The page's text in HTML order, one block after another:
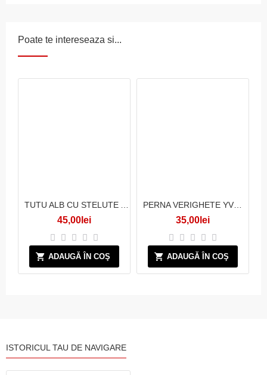
Poate te intereseaza si...
45,00lei
ADAUGĂ ÎN COŞ
PERNA VERIGHETE YVORI
35,00lei
ADAUGĂ ÎN COŞ
ISTORICUL TAU DE NAVIGARE